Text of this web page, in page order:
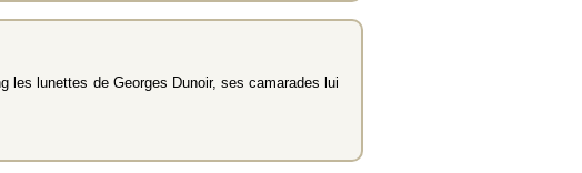
les lunettes de Georges Dunoir, ses camarades lui